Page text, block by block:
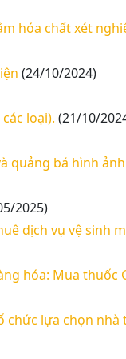
hóa chất xét
(24/10/2024)
loại). (21/10/
quảng bá hình
2025)
dịch vụ vệ sinh
hóa: Mua thuốc
chức lựa chọn nhà